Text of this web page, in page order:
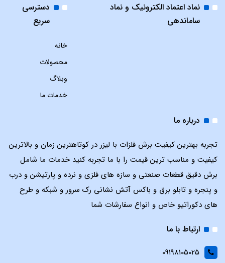
نماد اعتماد الکترونیک و نماد
ساماندهی
دسترسی
سریع
خانه
محصولات
وبلاگ
خدمات ما
درباره ما
تجربه بهترین کیفیت برش فلزات با لیزر در کوتاهترین زمان و بالاترین
کیفیت و مناسب ترین قیمت را با ما تجربه کنید خدمات ما شامل
برش دقیق قطعات صنعتی و سازه های فلزی و نرده و پارتیشن و درب
و پنجره و تابلو برق و باکس آتش نشانی رک سرور و شبکه و طرح
های دکوراتیو خاص و انواع سفارشات شما
ارتباط با ما
09198105025